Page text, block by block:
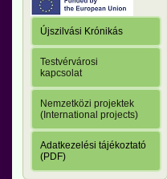
Újszilvási Krónikás
Testvérvárosi
kapcsolat
Nemzetközi projektek
(International projects)
Adatkezelési tájékoztató
(PDF)